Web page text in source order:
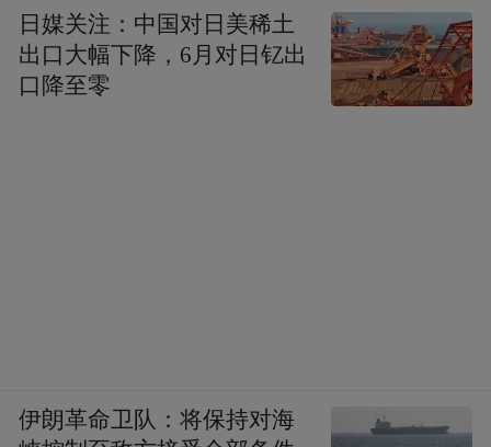
日媒关注：中国对日美稀土
出口大幅下降，6月对日钇出
口降至零
伊朗革命卫队：将保持对海